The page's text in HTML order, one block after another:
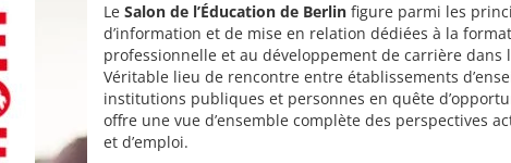
Le Salon de l’Éducation de Berlinfigure parmi les
d’information et de mise en relation dédiées à la
professionnelle et au développement de carrière dans
Véritable lieu de rencontre entre établissements
institutions publiques et personnes en quête
offre une vue d’ensemble complète des perspectives
et d’emploi.